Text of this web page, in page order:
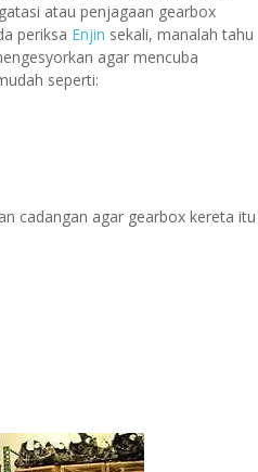
atau penjagaan gearbox
periksa Enjin sekali, manalah tahu
agar mencuba
seperti:
cadangan agar gearbox kereta itu